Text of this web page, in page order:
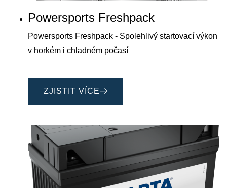
Powersports Freshpack
Powersports Freshpack - Spolehlivý startovací výkon
v horkém i chladném počasí
ZJISTIT VÍCE